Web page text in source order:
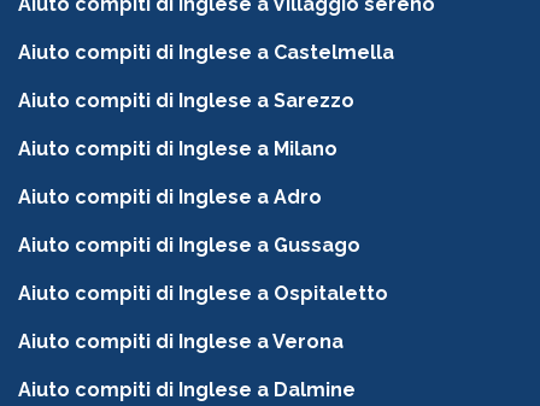
Aiuto compiti di Inglese a Villaggio sereno
Aiuto compiti di Inglese a Castelmella
Aiuto compiti di Inglese a Sarezzo
Aiuto compiti di Inglese a Milano
Aiuto compiti di Inglese a Adro
Aiuto compiti di Inglese a Gussago
Aiuto compiti di Inglese a Ospitaletto
Aiuto compiti di Inglese a Verona
Aiuto compiti di Inglese a Dalmine